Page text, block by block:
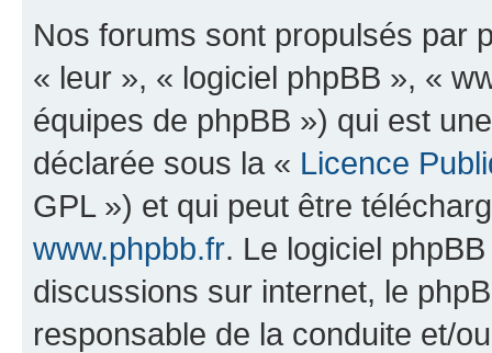
Nos forums sont propulsés par
« leur », « logiciel phpBB », «
équipes de phpBB ») qui est
déclarée sous la « Licence
GPL ») et qui peut être
www.phpbb.fr. Le logiciel
discussions sur internet, le
responsable de la conduite et/